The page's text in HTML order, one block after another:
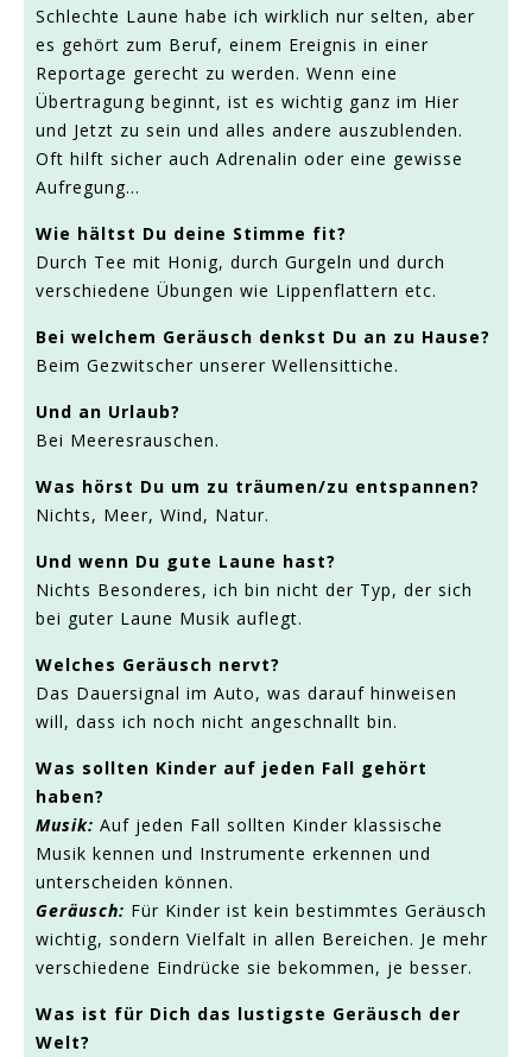
Schlechte Laune habe ich wirklich nur selten, aber
es gehört zum Beruf, einem Ereignis in einer
Reportage gerecht zu werden. Wenn eine
Übertragung beginnt, ist es wichtig ganz im Hier
und Jetzt zu sein und alles andere auszublenden.
Oft hilft sicher auch Adrenalin oder eine gewisse
Aufregung...
Wie hältst Du deine Stimme fit?
Durch Tee mit Honig, durch Gurgeln und durch
verschiedene Übungen wie Lippenflattern etc.
Bei welchem Geräusch denkst Du an zu Hause?
Beim Gezwitscher unserer Wellensittiche.
Und an Urlaub?
Bei Meeresrauschen.
Was hörst Du um zu träumen/zu entspannen?
Nichts, Meer, Wind, Natur.
Und wenn Du gute Laune hast?
Nichts Besonderes, ich bin nicht der Typ, der sich
bei guter Laune Musik auflegt.
Welches Geräusch nervt?
Das Dauersignal im Auto, was darauf hinweisen
will, dass ich noch nicht angeschnallt bin.
Was sollten Kinder auf jeden Fall gehört
haben?
Musik: Auf jeden Fall sollten Kinder klassische
Musik kennen und Instrumente erkennen und
unterscheiden können.
Geräusch: Für Kinder ist kein bestimmtes Geräusch
wichtig, sondern Vielfalt in allen Bereichen. Je mehr
verschiedene Eindrücke sie bekommen, je besser.
Was ist für Dich das lustigste Geräusch der
Welt?